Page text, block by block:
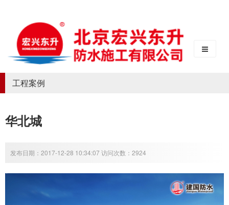
工程案例
华北城
发布日期：2017-12-28 10:34:07 访问次数：2924